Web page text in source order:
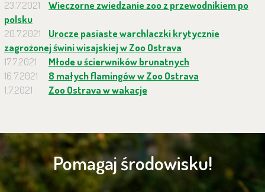
23.7.2021
Wieczorne zwiedzanie zoo z przewodnikiem po
polsku
20.7.2021
Urocze pasiaste warchlaczki krytycznie
zagrożonej świni wisajskiej w Zoo Ostrava
17.7.2021
Młode u ścierwników brunatnych
16.7.2021
8 małych flamingów w Zoo Ostrava
1.7.2021
Zoo Ostrava w wakacje
Pomagaj środowisku!